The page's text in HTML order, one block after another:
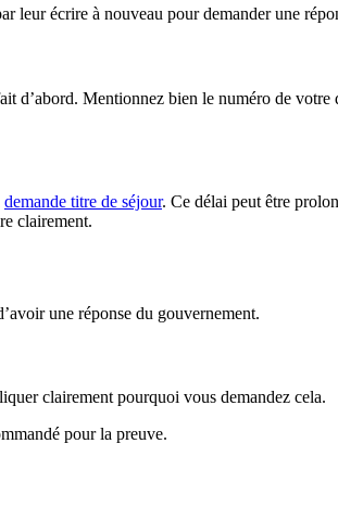
leur écrire à nouveau pour demander une
d’abord. Mentionnez bien le numéro de
demande titre de séjour. Ce délai peut être
clairement.
une réponse du gouvernement.
clairement pourquoi vous demandez cela.
pour la preuve.